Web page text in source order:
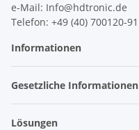
e-Mail: Info@hdtronic.de
Telefon: +49 (40) 700120-91
Informationen
Gesetzliche Informationen
Lösungen